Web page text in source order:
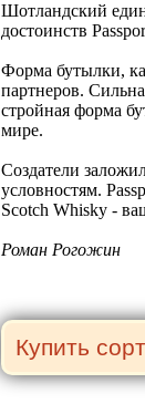
Шотландский
достоинств
Форма бутылки,
партнеров.
стройная форма
мире.
Создатели
условностям.
Scotch Whisky -
Роман Рогожин